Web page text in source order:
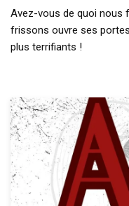
Avez-vous de quoi nous
frissons ouvre ses
plus terrifiants !